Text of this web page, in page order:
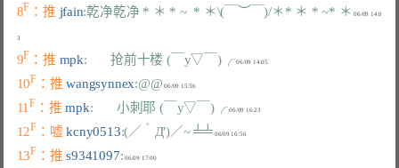
8F ：推 jfain:乾净乾净 * ＊ * ~  * ＊\(￣︶￣)/＊* ＊ * ~* ＊ 06/09 14:0
3
9F ：推 mpk:       抢前十楼 (￣y▽￣)╭ 06/09 14:05
10F ：推 wangsynnex:@@ 06/09 15:36
11F ：推 mpk:       小刺耶 (￣y▽￣)╭ 06/09 16:23
12F ：嘘 kcny0513:(／‵Д′)／~ ╧╧ 06/09 16:56
13F ：推 s9341097: 06/09 17:00